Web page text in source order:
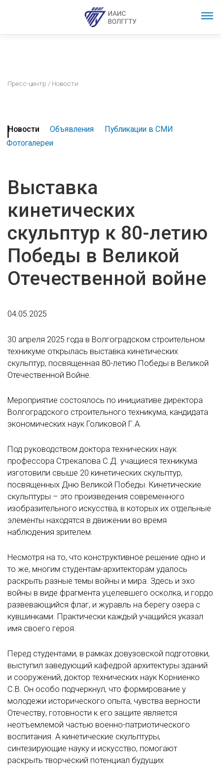
Пресс-центр / Новости
Новости Объявления
Публикации в СМИ
Фотогалереи
Выставка
кинетических
скульптур к 80-летию
Победы в Великой
Отечественной войне
04.05.2025
30 апреля 2025 года в Волгоградском строительном
техникуме открылась выставка кинетических
скульптур, посвященная 80-летию Победы в Великой
Отечественной Войне.
Мероприятие состоялось по инициативе директора
Волгоградского строительного техникума, кандидата
экономических наук Голиковой Г.А.
Под руководством доктора технических наук
профессора Стрекалова С.Д. учащиеся техникума
изготовили свыше 20 кинетических скульптур,
посвященных Дню Великой Победы. Кинетические
скульптуры – это произведения современного
изобразительного искусства, в которых их отдельные
элементы находятся в движении во время
наблюдения зрителем.
Несмотря на то, что конструктивное решение одно и
то же, многим студентам-архитекторам удалось
раскрыть разные темы войны и мира. Здесь и эхо
войны в виде фрагмента уцелевшего осколка, и гордо
развевающийся флаг, и журавль на берегу озера с
кувшинками. Практически каждый учащийся указал
имя своего героя.
Перед студентами, в рамках довузовской подготовки,
выступил заведующий кафедрой архитектуры зданий
и сооружений, доктор технических наук Корниенко
С.В. Он особо подчеркнул, что формирование у
молодежи исторического опыта, чувства верности
Отечеству, готовности к его защите является
неотъемлемой частью военно-патриотического
воспитания. А кинетические скульптуры,
синтезирующие науку и искусство, помогают
раскрыть творческий потенциал будущих